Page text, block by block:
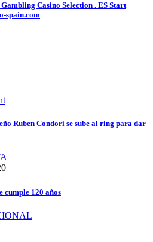
Casino Selection . ES Start
spain.com
Ruben Condori se sube al ring para dar
cumple 120 años